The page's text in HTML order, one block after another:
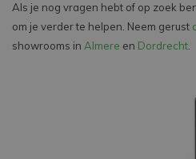
Als je nog vragen hebt of op zoek
om je verder te helpen. Neem gerust
showrooms in Almere en Dordrecht.